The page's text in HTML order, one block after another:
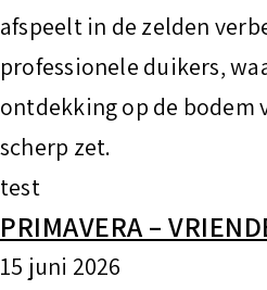
afspeelt in de zelden
professionele duikers,
ontdekking op de bodem
scherp zet.
test
PRIMAVERA –
15 juni 2026